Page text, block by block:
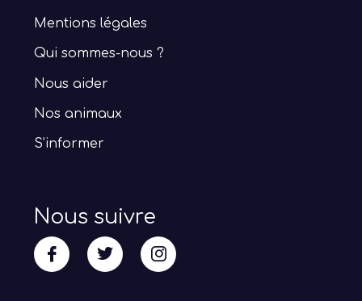
Mentions légales
Qui sommes-nous ?
Nous aider
Nos animaux
S’informer
Nous suivre